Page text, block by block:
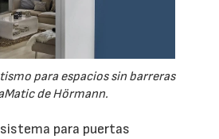
para espacios sin barreras
de Hörmann.
para puertas